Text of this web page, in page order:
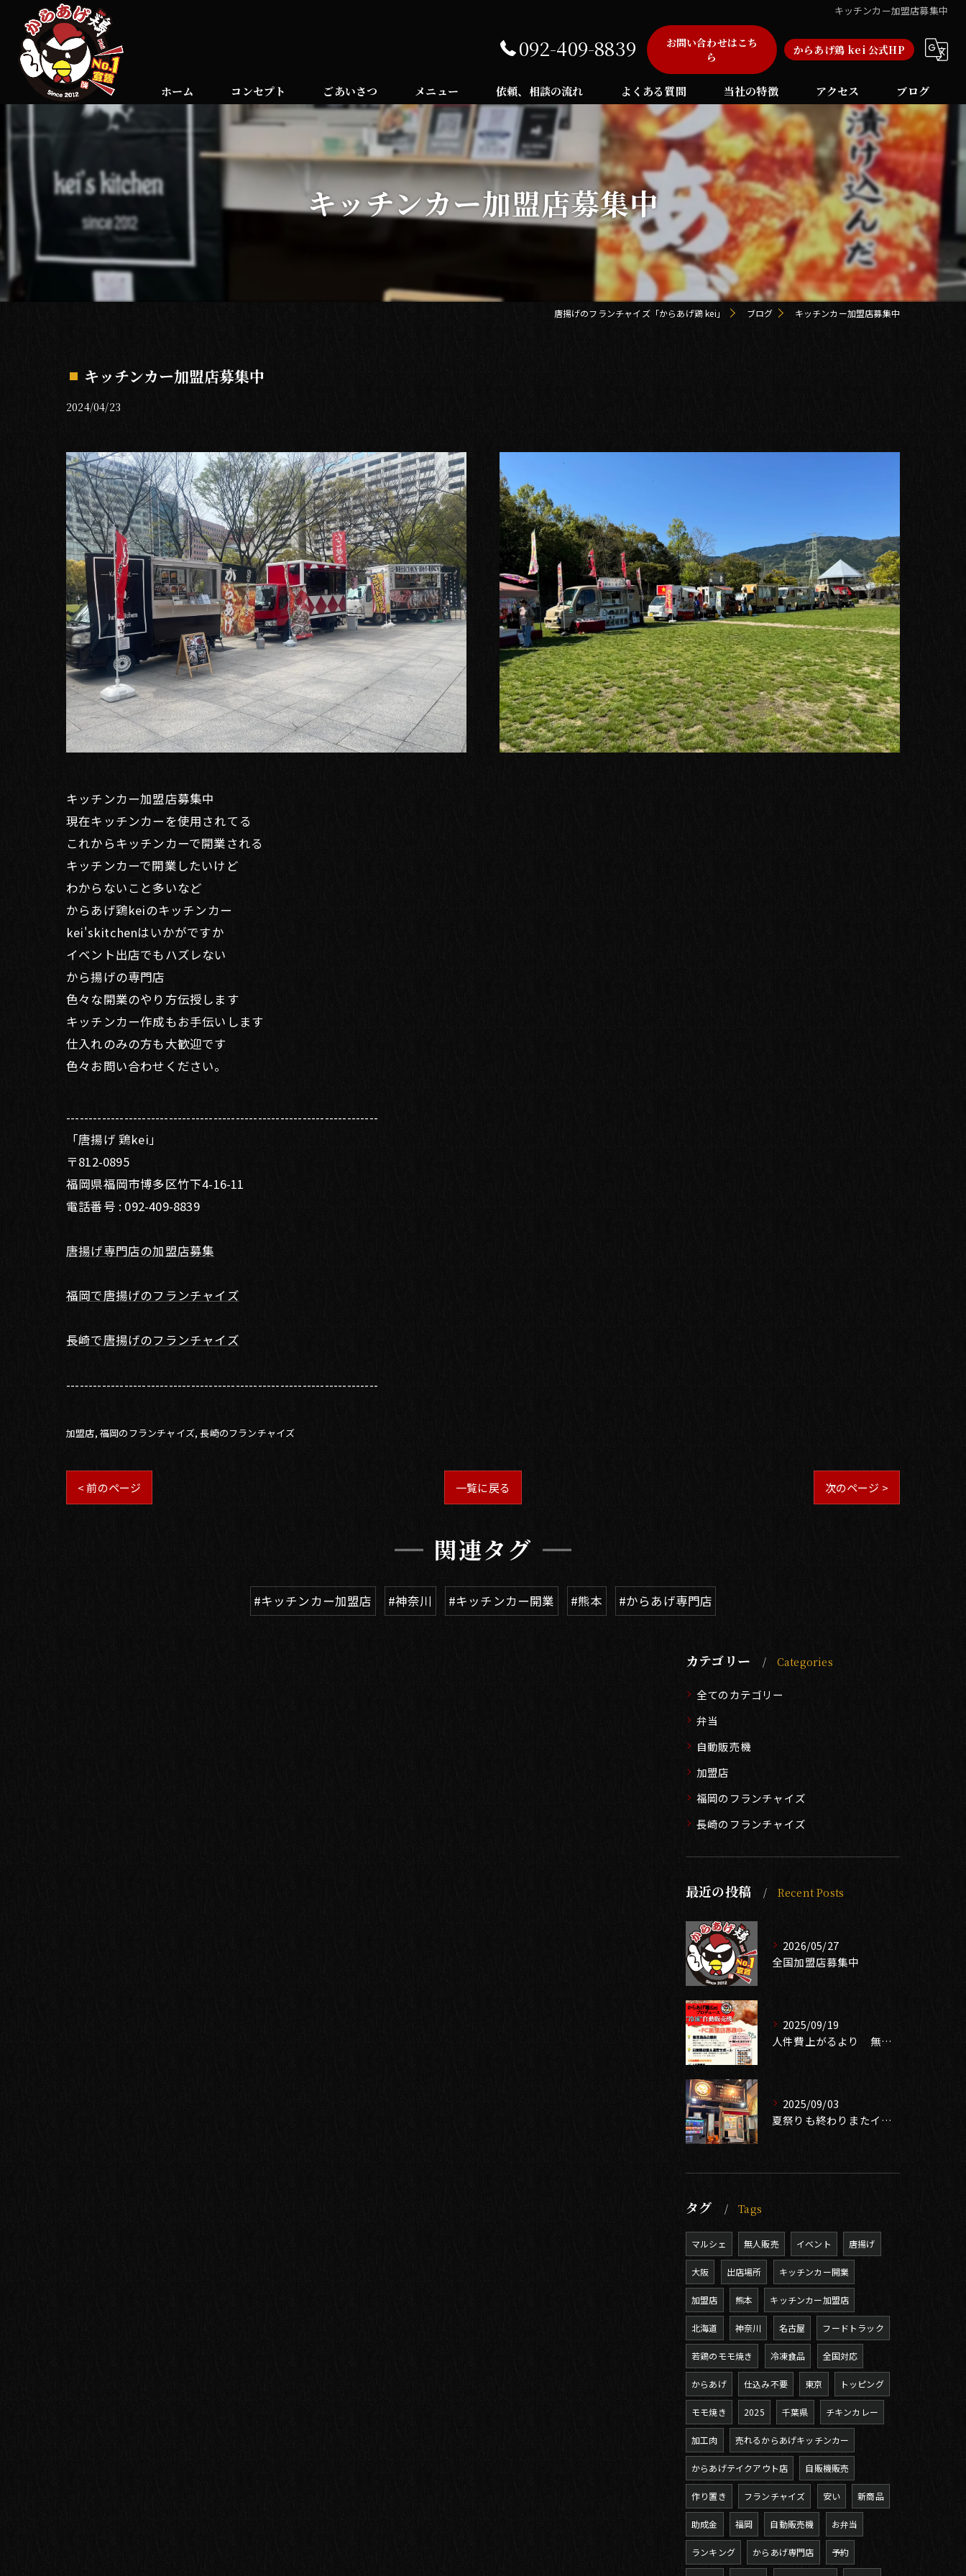
キッチンカー加盟店募集中
092-409-8839
お問い合わせはこち
ら
からあげ鶏 kei 公式HP
ホーム コンセプト ごあいさつ メニュー 依頼、相談の流れ よくある質問 当社の特徴
弁当
自動販売機
加盟店
福岡のフランチャイズ
長崎のフランチャイズ
アクセス ブログ
キッチンカー加盟店募集中
唐揚げのフランチャイズ「からあげ鶏 kei」 ブログ キッチンカー加盟店募集中
キッチンカー加盟店募集中
2024/04/23
キッチンカー加盟店募集中
現在キッチンカーを使用されてる
これからキッチンカーで開業される
キッチンカーで開業したいけど
わからないこと多いなど
からあげ鶏keiのキッチンカー
kei'skitchenはいかがですか
イベント出店でもハズレない
から揚げの専門店
色々な開業のやり方伝授します
キッチンカー作成もお手伝いします
仕入れのみの方も大歓迎です
色々お問い合わせください。
----------------------------------------------------------------------
「唐揚げ 鶏kei」
〒812-0895
福岡県福岡市博多区竹下4-16-11
電話番号 : 092-409-8839
唐揚げ専門店の加盟店募集
福岡で唐揚げのフランチャイズ
長崎で唐揚げのフランチャイズ
----------------------------------------------------------------------
加盟店 福岡のフランチャイズ 長崎のフランチャイズ
< 前のページ 一覧に戻る 次のページ >
関連タグ
#キッチンカー加盟店 #神奈川 #キッチンカー開業 #熊本 #からあげ専門店
カテゴリー Categories
全てのカテゴリー
弁当
自動販売機
加盟店
福岡のフランチャイズ
長崎のフランチャイズ
最近の投稿 Recent Posts
2026/05/27
全国加盟店募集中
2025/09/19
人件費上がるより 無人販売で売り上げ確保 中古自販機有ります
2025/09/03
夏祭りも終わりまたイベントシーズン到来❣️
タグ Tags
マルシェ 無人販売 イベント 唐揚げ
大阪 出店場所 キッチンカー開業
加盟店 熊本 キッチンカー加盟店
北海道 神奈川 名古屋 フードトラック
若鶏のモモ焼き 冷凍食品 全国対応
からあげ 仕込み不要 東京 トッピング
モモ焼き 2025 千葉県 チキンカレー
加工肉 売れるからあげキッチンカー
からあげテイクアウト店 自販機販売
作り置き フランチャイズ 安い 新商品
助成金 福岡 自動販売機 お弁当
ランキング からあげ専門店 予約